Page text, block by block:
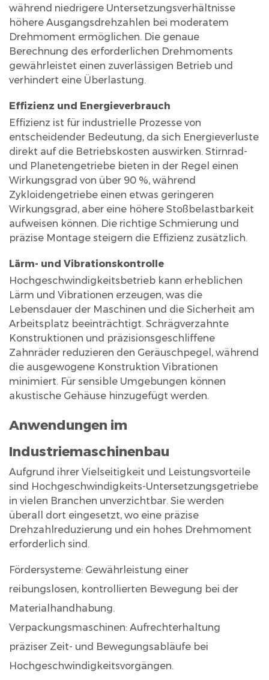
während niedrigere Untersetzungsverhältnisse
höhere Ausgangsdrehzahlen bei moderatem
Drehmoment ermöglichen. Die genaue
Berechnung des erforderlichen Drehmoments
gewährleistet einen zuverlässigen Betrieb und
verhindert eine Überlastung.
Effizienz und Energieverbrauch
Effizienz ist für industrielle Prozesse von
entscheidender Bedeutung, da sich Energieverluste
direkt auf die Betriebskosten auswirken. Stirnrad-
und Planetengetriebe bieten in der Regel einen
Wirkungsgrad von über 90 %, während
Zykloidengetriebe einen etwas geringeren
Wirkungsgrad, aber eine höhere Stoßbelastbarkeit
aufweisen können. Die richtige Schmierung und
präzise Montage steigern die Effizienz zusätzlich.
Lärm- und Vibrationskontrolle
Hochgeschwindigkeitsbetrieb kann erheblichen
Lärm und Vibrationen erzeugen, was die
Lebensdauer der Maschinen und die Sicherheit am
Arbeitsplatz beeinträchtigt. Schrägverzahnte
Konstruktionen und präzisionsgeschliffene
Zahnräder reduzieren den Geräuschpegel, während
die ausgewogene Konstruktion Vibrationen
minimiert. Für sensible Umgebungen können
akustische Gehäuse hinzugefügt werden.
Anwendungen im
Industriemaschinenbau
Aufgrund ihrer Vielseitigkeit und Leistungsvorteile
sind Hochgeschwindigkeits-Untersetzungsgetriebe
in vielen Branchen unverzichtbar. Sie werden
überall dort eingesetzt, wo eine präzise
Drehzahlreduzierung und ein hohes Drehmoment
erforderlich sind.
Fördersysteme: Gewährleistung einer
reibungslosen, kontrollierten Bewegung bei der
Materialhandhabung.
Verpackungsmaschinen: Aufrechterhaltung
präziser Zeit- und Bewegungsabläufe bei
Hochgeschwindigkeitsvorgängen.